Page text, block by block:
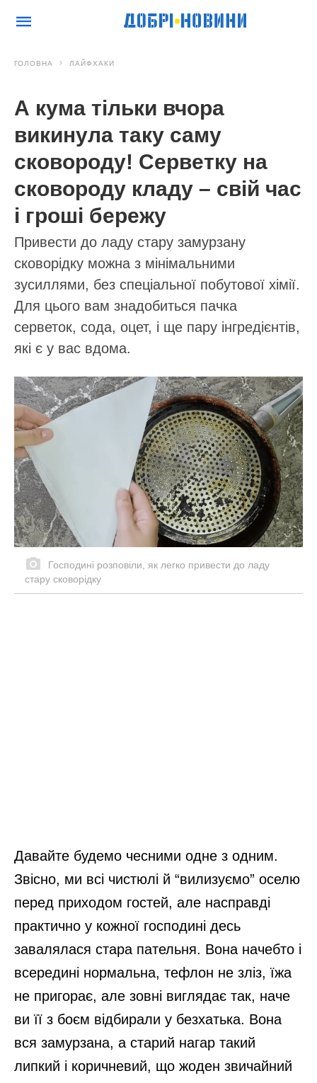
ГОЛОВНА ЛАЙФХАКИ
А кума тільки вчора
викинула таку саму
сковороду! Серветку на
сковороду кладу – свій час
і гроші бережу
Привести до ладу стару замурзану
сковорідку можна з мінімальними
зусиллями, без спеціальної побутової хімії.
Для цього вам знадобиться пачка
серветок, сода, оцет, і ще пару інгредієнтів,
які є у вас вдома.
Господині розповіли, як легко привести до ладу
стару сковорідку
Давайте будемо чесними одне з одним.
Звісно, ми всі чистюлі й “вилизуємо” оселю
перед приходом гостей, але насправді
практично у кожної господині десь
завалялася стара пательня. Вона начебто і
всередині нормальна, тефлон не зліз, їжа
не пригорає, але зовні виглядає так, наче
ви її з боєм відбирали у безхатька. Вона
вся замурзана, а старий нагар такий
липкий і коричневий, що жоден звичайний